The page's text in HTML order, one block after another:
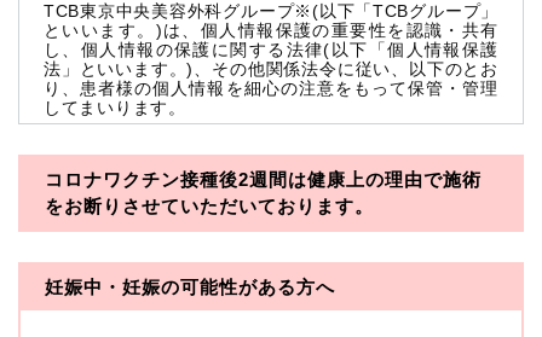
TCB東京中央美容外科グループ※(以下「TCBグループ」
といいます。)は、個人情報保護の重要性を認識・共有
し、個人情報の保護に関する法律(以下「個人情報保護
法」といいます。)、その他関係法令に従い、以下のとお
り、患者様の個人情報を細心の注意をもって保管・管理
してまいります。
※TCBグループとは以下を総称していいます。
・一般社団法人メディカルアライアンス
・医療法人社団創彩会
コロナワクチン接種後2週間は健康上の理由で施術
をお断りさせていただいております。
妊娠中・妊娠の可能性がある方へ